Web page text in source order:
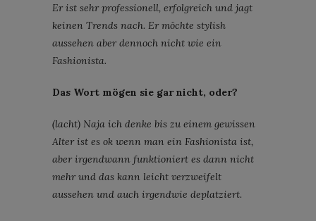
Er ist sehr professionell, erfolgreich und jagt
keinen Trends nach. Er möchte stylish
aussehen aber dennoch nicht wie ein
Fashionista.
Das Wort mögen sie gar nicht, oder?
(lacht) Naja ich denke bis zu einem gewissen
Alter ist es ok wenn man ein Fashionista ist,
aber irgendwann funktioniert es dann nicht
mehr und das kann leicht verzweifelt
aussehen und auch irgendwie deplatziert.